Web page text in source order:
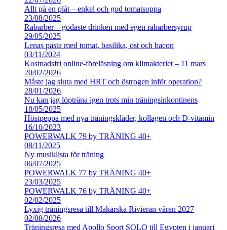
Allt på en plåt – enkel och god tomatsoppa
23/08/2025
Rabarber – godaste drinken med egen rabarbersyrup
29/05/2025
Lenas pasta med tomat, basilika, ost och bacon
03/11/2024
Kostnadsfri online-föreläsning om klimakteriet – 11 mars
20/02/2026
Måste jag sluta med HRT och östrogen inför operation?
28/01/2026
Nu kan jag löpträna igen trots min träningsinkontinens
18/05/2025
Höstpeppa med nya träningskläder, kollagen och D-vitamin
16/10/2023
POWERWALK 79 by TRÄNING 40+
08/11/2025
Ny musiklista för träning
06/07/2025
POWERWALK 77 by TRÄNING 40+
23/03/2025
POWERWALK 76 by TRÄNING 40+
02/02/2025
Lyxig träningsresa till Makarska Rivieran våren 2027
02/08/2026
Träningsresa med Apollo Sport SOLO till Egypten i januari